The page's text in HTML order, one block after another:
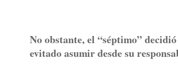
No obstante, el “séptimo”
evitado asumir desde su